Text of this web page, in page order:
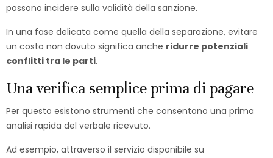
possono incidere sulla validità della sanzione.
In una fase delicata come quella della separazione, evitare
un costo non dovuto significa anche ridurre potenziali
conflitti tra le parti.
Una verifica semplice prima di pagare
Per questo esistono strumenti che consentono una prima
analisi rapida del verbale ricevuto.
Ad esempio, attraverso il servizio disponibile su